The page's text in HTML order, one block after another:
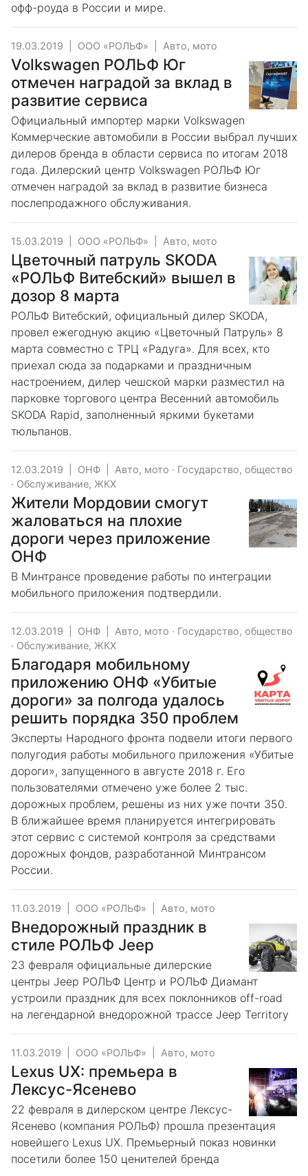
офф-роуда в России и мире.
19.03.2019 ООО «РОЛЬФ» Авто, мото
Volkswagen РОЛЬФ Юг
отмечен наградой за вклад в
развитие сервиса
Официальный импортер марки Volkswagen
Коммерческие автомобили в России выбрал лучших
дилеров бренда в области сервиса по итогам 2018
года. Дилерский центр Volkswagen РОЛЬФ Юг
отмечен наградой за вклад в развитие бизнеса
послепродажного обслуживания.
15.03.2019 ООО «РОЛЬФ» Авто, мото
Цветочный патруль SKODA
«РОЛЬФ Витебский» вышел в
дозор 8 марта
РОЛЬФ Витебский, официальный дилер SKODA,
провел ежегодную акцию «Цветочный Патруль» 8
марта совместно с ТРЦ «Радуга». Для всех, кто
приехал сюда за подарками и праздничным
настроением, дилер чешской марки разместил на
парковке торгового центра Весенний автомобиль
SKODA Rapid, заполненный яркими букетами
тюльпанов.
12.03.2019 ОНФ Авто, мото · Государство, общество
· Обслуживание, ЖКХ
Жители Мордовии смогут
жаловаться на плохие
дороги через приложение
ОНФ
В Минтрансе проведение работы по интеграции
мобильного приложения подтвердили.
12.03.2019 ОНФ Авто, мото · Государство, общество
· Обслуживание, ЖКХ
Благодаря мобильному
приложению ОНФ «Убитые
дороги» за полгода удалось
решить порядка 350 проблем
Эксперты Народного фронта подвели итоги первого
полугодия работы мобильного приложения «Убитые
дороги», запущенного в августе 2018 г. Его
пользователями отмечено уже более 2 тыс.
дорожных проблем, решены из них уже почти 350.
В ближайшее время планируется интегрировать
этот сервис с системой контроля за средствами
дорожных фондов, разработанной Минтрансом
России.
11.03.2019 ООО «РОЛЬФ» Авто, мото
Внедорожный праздник в
стиле РОЛЬФ Jeep
23 февраля официальные дилерские
центры Jeep РОЛЬФ Центр и РОЛЬФ Диамант
устроили праздник для всех поклонников off-road
на легендарной внедорожной трассе Jeep Territory
11.03.2019 ООО «РОЛЬФ» Авто, мото
Lexus UX: премьера в
Лексус-Ясенево
22 февраля в дилерском центре Лексус-
Ясенево (компания РОЛЬФ) прошла презентация
новейшего Lexus UX. Премьерный показ новинки
посетили более 150 ценителей бренда